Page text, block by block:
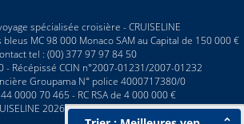
spécialisée croisière - CRUISELINE
MC 98 000 Monaco SAM au Capital de 150 000 €
tel : (00) 377 97 97 84 50
- Récépissé CCIN n°2007-01231/2007-01232
Groupama N° police 4000717380/0
44 0000 70 465 - RC RSA de 4 000 000 €
2026 - all rights reserved